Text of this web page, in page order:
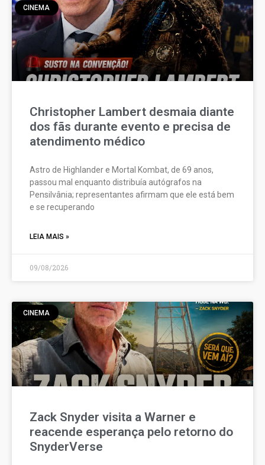
CINEMA
Christopher Lambert desmaia diante
dos fãs durante evento e precisa de
atendimento médico
Astro de Highlander e Mortal Kombat, de 69 anos,
passou mal enquanto distribuía autógrafos na
Pensilvânia; representantes afirmam que ele está bem
e se recuperando
LEIA MAIS »
09/08/2026
CINEMA
Zack Snyder visita a Warner e
reacende esperança pelo retorno do
SnyderVerse